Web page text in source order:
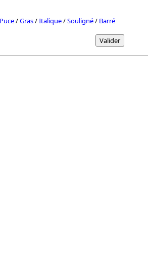
Puce/Gras/Italique/Souligné/ Barré